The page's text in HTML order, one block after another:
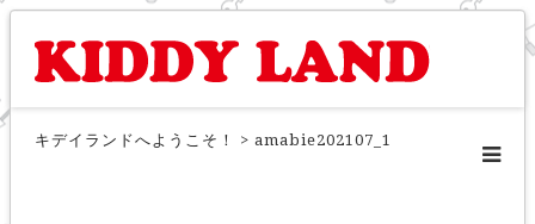
キデイランドへようこそ！ > amabie202107_1